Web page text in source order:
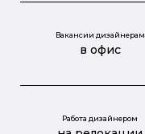
Вакансии дизайнерам
в офис
Работа дизайнером